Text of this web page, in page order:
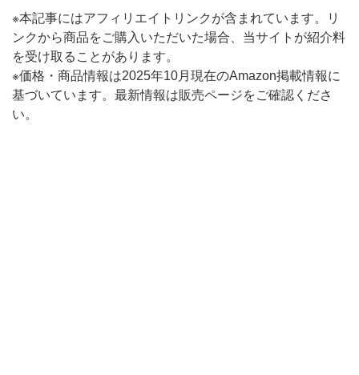
※本記事にはアフィリエイトリンクが含まれています。リ
ンクから商品をご購入いただいた場合、当サイトが紹介料
を受け取ることがあります。
※価格・商品情報は2025年10月現在のAmazon掲載情報に
基づいています。最新情報は販売ページをご確認くださ
い。